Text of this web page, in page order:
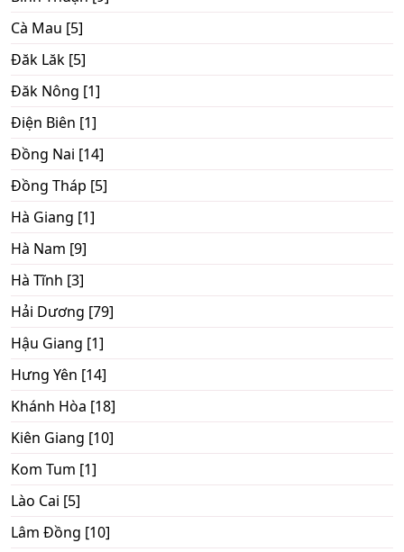
Cà Mau [5]
Đăk Lăk [5]
Đăk Nông [1]
Điện Biên [1]
Đồng Nai [14]
Đồng Tháp [5]
Hà Giang [1]
Hà Nam [9]
Hà Tĩnh [3]
Hải Dương [79]
Hậu Giang [1]
Hưng Yên [14]
Khánh Hòa [18]
Kiên Giang [10]
Kom Tum [1]
Lào Cai [5]
Lâm Đồng [10]